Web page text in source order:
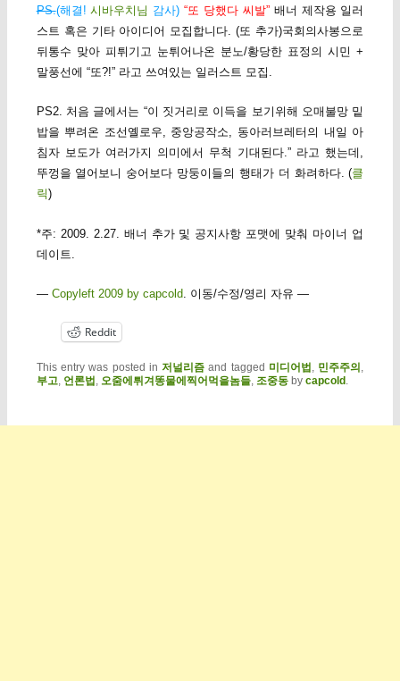
PS.(해결!시바우치님 감사) “또 당했다 씨발”배너 제작용 일러
스트 혹은 기타 아이디어 모집합니다. (또 추가)국회의사봉으로
뒤통수 맞아 피튀기고 눈튀어나온 분노/황당한 표정의 시민 +
말풍선에 “또?!” 라고 쓰여있는 일러스트 모집.
PS2. 처음 글에서는 “이 짓거리로 이득을 보기위해 오매불망 밑
밥을 뿌려온 조선옐로우, 중앙공작소, 동아러브레터의 내일 아
침자 보도가 여러가지 의미에서 무척 기대된다.” 라고 했는데,
뚜껑을 열어보니 숭어보다 망둥이들의 행태가 더 화려하다. (클
릭)
*주: 2009. 2.27. 배너 추가 및 공지사항 포맷에 맞춰 마이너 업
데이트.
— Copyleft 2009 by capcold. 이동/수정/영리 자유 —
Reddit
This entry was posted in저널리즘 and tagged 미디어법 민주주의
부고 언론법 오줌에튀겨똥물에찍어먹을놈들, 조중동by capcold.